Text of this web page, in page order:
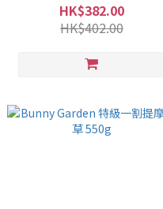
HK$382.00
HK$402.00